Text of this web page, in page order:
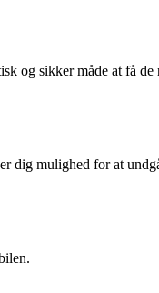
og sikker måde at få
dig mulighed for at